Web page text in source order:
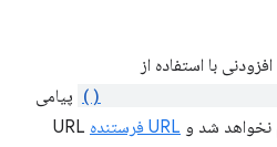
با استفاده از
پیامی
نخواهد شد و URL فرستنده
URL